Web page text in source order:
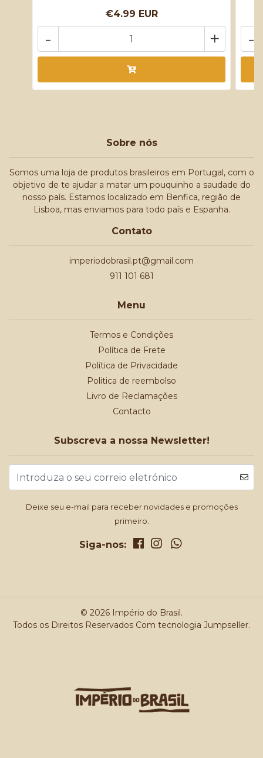
€4.99 EUR
+
- -
Sobre nós
Somos uma loja de produtos brasileiros em Portugal, com o
objetivo de te ajudar a matar um pouquinho a saudade do
nosso país. Estamos localizado em Benfica, região de
Lisboa, mas enviamos para todo país e Espanha.
Contato
imperiodobrasil.pt@gmail.com
911 101 681
Menu
Termos e Condições
Política de Frete
Política de Privacidade
Politica de reembolso
Livro de Reclamações
Contacto
Subscreva a nossa Newsletter!
Deixe seu e-mail para receber novidades e promoções
primeiro.
Siga-nos:
© 2026 Império do Brasil.
Todos os Direitos Reservados Com tecnologia Jumpseller.